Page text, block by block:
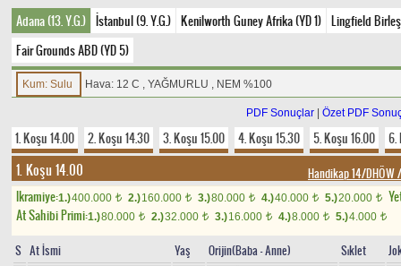
Adana (13. Y.G.) İstanbul (9. Y.G.) Kenilworth Guney Afrika (YD 1) Lingfield
Fair Grounds ABD (YD 5)
Kum: Sulu Hava: 12 C , YAĞMURLU , NEM %100
PDF Sonuçlar Özet PDF
1. Koşu 14.00 2. Koşu 14.30 3. Koşu 15.00 4. Koşu 15.30 5. Koşu 16.00 6.
1. Koşu 14.00 Handikap 14/DHÖW
Ikramiye:1.)400.000 t 2.)160.000 t 3.)80.000 t 4.)40.000 t 5.)20.000 t
At Sahibi Primi:1.)80.000 t 2.)32.000 t 3.)16.000 t 4.)8.000 t 5.)4.000 t
S At İsmi Yaş Orijin(Baba - Anne) Sıklet